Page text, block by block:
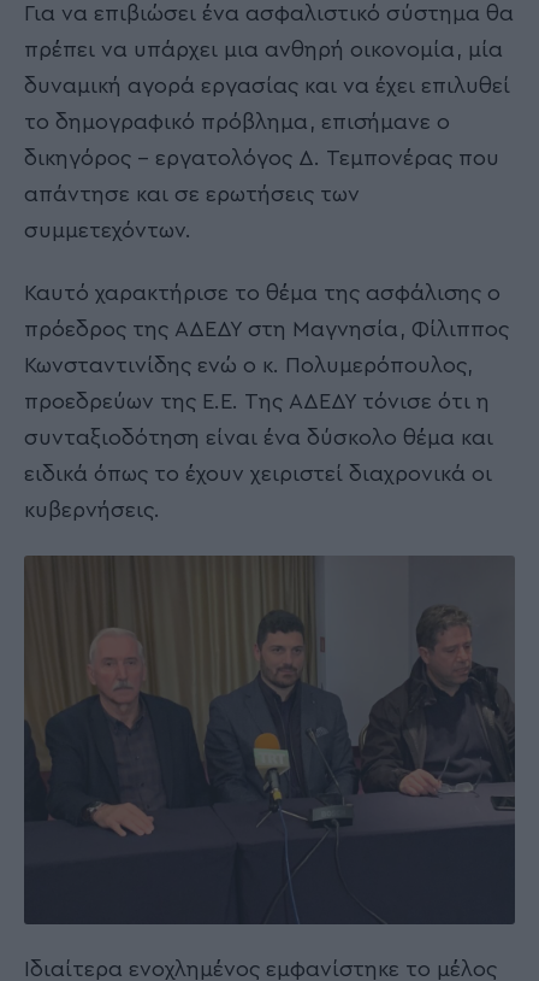
Για να επιβιώσει ένα ασφαλιστικό σύστημα θα
πρέπει να υπάρχει μια ανθηρή οικονομία, μία
δυναμική αγορά εργασίας και να έχει επιλυθεί
το δημογραφικό πρόβλημα, επισήμανε ο
δικηγόρος – εργατολόγος Δ. Τεμπονέρας που
απάντησε και σε ερωτήσεις των
συμμετεχόντων.
Καυτό χαρακτήρισε το θέμα της ασφάλισης ο
πρόεδρος της ΑΔΕΔΥ στη Μαγνησία, Φίλιππος
Κωνσταντινίδης ενώ ο κ. Πολυμερόπουλος,
προεδρεύων της Ε.Ε. Της ΑΔΕΔΥ τόνισε ότι η
συνταξιοδότηση είναι ένα δύσκολο θέμα και
ειδικά όπως το έχουν χειριστεί διαχρονικά οι
κυβερνήσεις.
Ιδιαίτερα ενοχλημένος εμφανίστηκε το μέλος